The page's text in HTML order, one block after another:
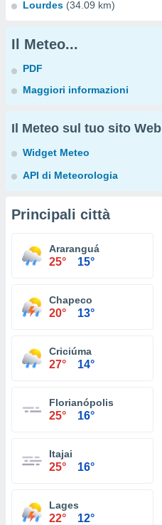
Lourdes (34.09 km)
Il Meteo...
PDF
Maggiori informazioni
Il Meteo sul tuo sito Web
Widget Meteo
API di Meteorologia
Principali città
Araranguá
25° 15°
Chapeco
20° 13°
Criciúma
27° 14°
Florianópolis
25° 16°
Itajai
25° 16°
Lages
22° 12°